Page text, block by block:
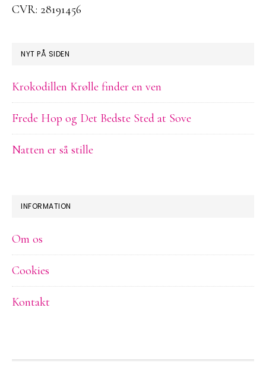
CVR: 28191456
NYT PÅ SIDEN
Krokodillen Krølle finder en ven
Frede Hop og Det Bedste Sted at Sove
Natten er så stille
INFORMATION
Om os
Cookies
Kontakt